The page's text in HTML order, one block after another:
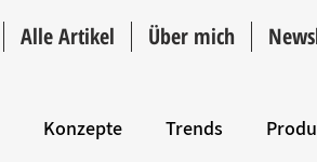
Alle Artikel Über mich
Konzepte Trends